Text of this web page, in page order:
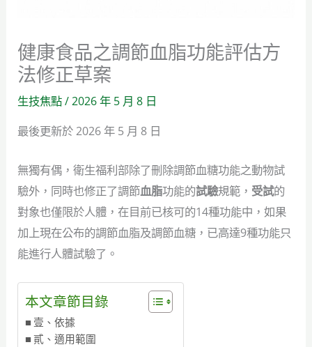
健康食品之調節血脂功能評估方
法修正草案
生技焦點/2026 年 5 月 8 日
最後更新於 2026 年 5 月 8 日
無獨有偶，衛生福利部除了刪除調節血糖功能之動物試
驗外，同時也修正了調節血脂功能的試驗規範， 受試的
對象也僅限於人體，在目前已核可的14種功能中，如果
加上現在公布的調節血脂及調節血糖，已高達9種功能只
能進行人體試驗了。
本文章節目錄
壹、依據
貳、適用範圍